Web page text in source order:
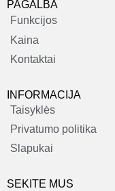
PAGALBA
Funkcijos
Kaina
Kontaktai
INFORMACIJA
Taisyklės
Privatumo politika
Slapukai
SEKITE MUS